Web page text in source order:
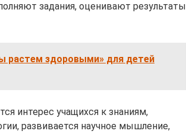
задания, оценивают результаты
растем здоровыми» для детей
интерес учащихся к знаниям,
развивается научное мышление,